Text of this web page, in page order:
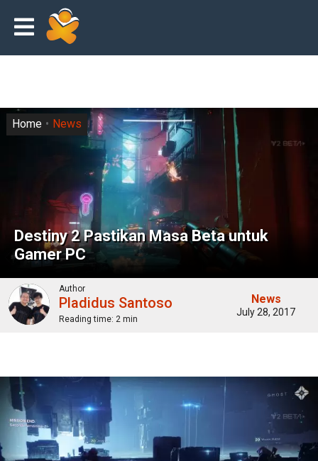
Destiny 2 Pastikan Masa Beta untuk
Gamer PC
Home News
Author
Pladidus Santoso
Reading time: 2 min
News
July 28, 2017